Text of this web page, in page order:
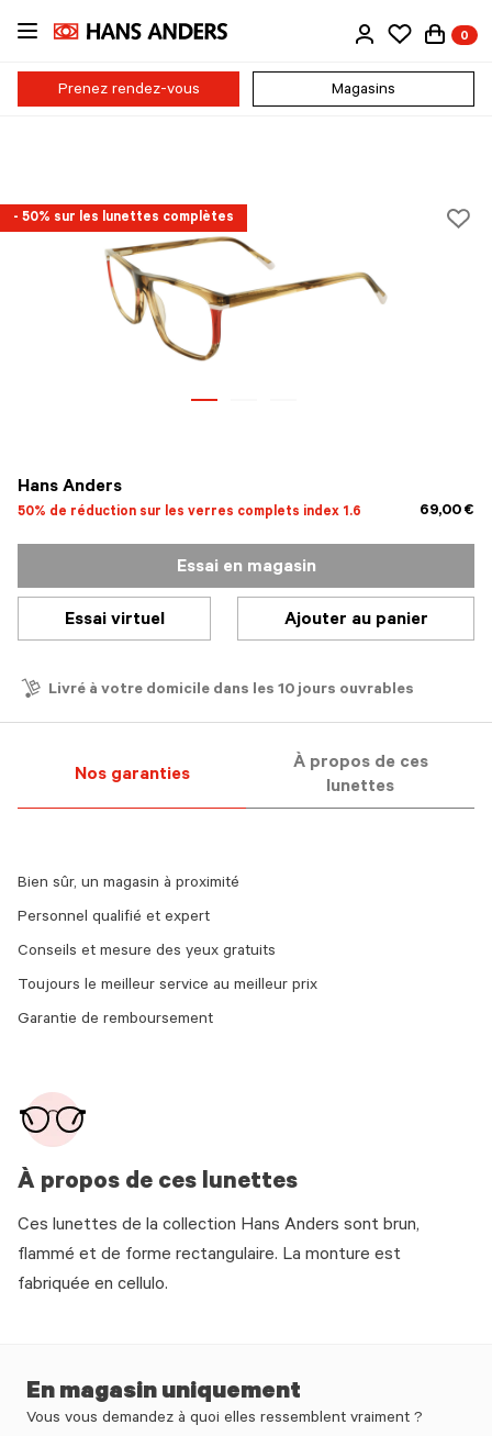
Passer
contenu
principal
0
Prenez rendez-vous Magasins
- 50% sur les lunettes complètes
Hans Anders
50% de réduction sur les verres complets index 1.6 69,00 €
Essai en magasin
Essai virtuel Ajouter au panier
Livré à votre domicile dans les 10 jours ouvrables
Nos garanties
À propos de ces
lunettes
À propos de ces lunettes
Ces lunettes de la collection Hans Anders sont brun,
flammé et de forme rectangulaire. La monture est
fabriquée en cellulo.
Bien sûr, un magasin à proximité
Personnel qualifié et expert
Conseils et mesure des yeux gratuits
Toujours le meilleur service au meilleur prix
Garantie de remboursement
En magasin uniquement
Vous vous demandez à quoi elles ressemblent vraiment ?